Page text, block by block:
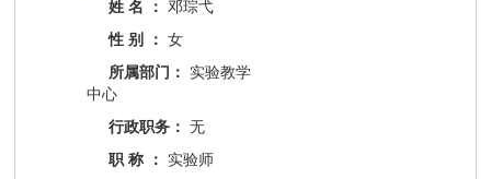
姓 名 ：邓琮弋
性 别 ：女
所属部门： 实验教学
中心
行政职务：无
职 称 ： 实验师